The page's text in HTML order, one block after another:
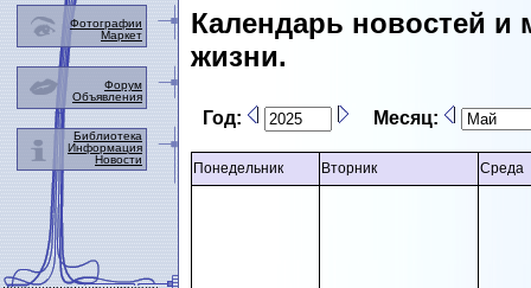
Календарь новостей и
жизни.
Год: Месяц:
Понедельник Вторник Среда
Фотографии
Маркет
Форум
Объявления
Библиотека
Информация
Новости